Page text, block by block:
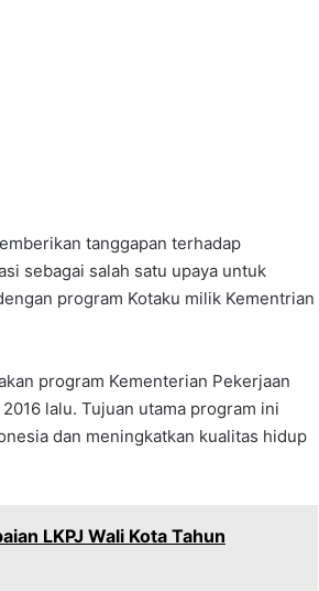
tanggapan terhadap
sebagai salah satu upaya untuk
program Kotaku milik Kementrian
program Kementerian Pekerjaan
lalu. Tujuan utama program ini
dan meningkatkan kualitas hidup
LKPJ Wali Kota Tahun